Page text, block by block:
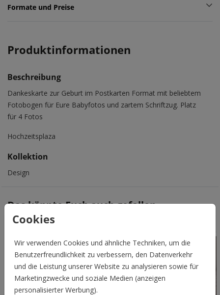
Cookies
Wir verwenden Cookies und ähnliche Techniken, um die
Benutzerfreundlichkeit zu verbessern, den Datenverkehr
und die Leistung unserer Website zu analysieren sowie für
Marketingzwecke und soziale Medien (anzeigen
personalisierter Werbung).
Formate und Preise
Produktinformationen
Beschreibung
Dankeskarte zur Geburt im Postkarten Format mit beliebtem
Fotobogen für Eure Babyfotos und zartem Schriftzug. Platz
für 4 Fotos
Hochzeitsplaza
Kollektion
Design
Das könnte Euch auch gefallen